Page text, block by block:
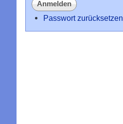
Passwort zurücksetzen